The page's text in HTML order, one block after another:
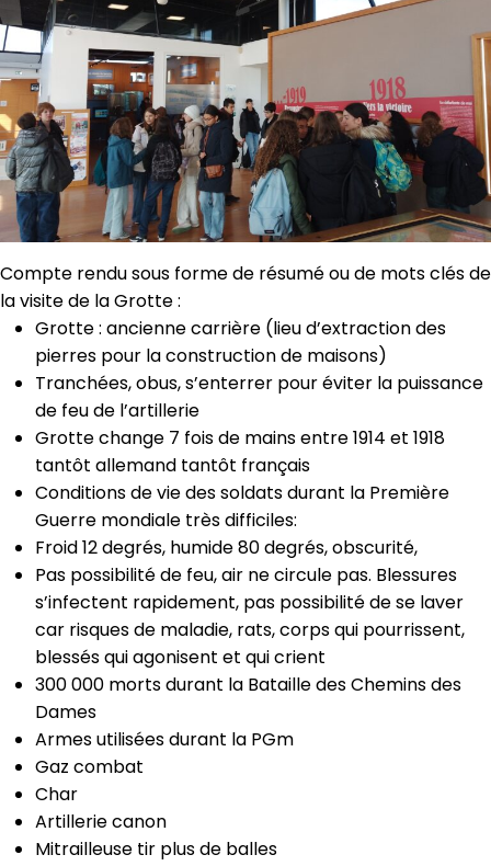
Compte rendu sous forme de résumé ou de mots clés de
la visite de la Grotte :
Grotte : ancienne carrière (lieu d’extraction des
pierres pour la construction de maisons)
Tranchées, obus, s’enterrer pour éviter la puissance
de feu de l’artillerie
Grotte change 7 fois de mains entre 1914 et 1918
tantôt allemand tantôt français
Conditions de vie des soldats durant la Première
Guerre mondiale très difficiles:
Froid 12 degrés, humide 80 degrés, obscurité,
Pas possibilité de feu, air ne circule pas. Blessures
s’infectent rapidement, pas possibilité de se laver
car risques de maladie, rats, corps qui pourrissent,
blessés qui agonisent et qui crient
300 000 morts durant la Bataille des Chemins des
Dames
Armes utilisées durant la PGm
Gaz combat
Char
Artillerie canon
Mitrailleuse tir plus de balles